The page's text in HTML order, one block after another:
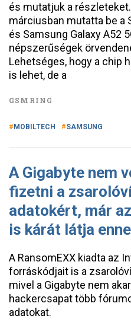
és mutatjuk a
márciusban mutatta be a
és Samsung Galaxy A52
népszerűségek
Lehetséges, hogy a chip
is lehet, de a
GSMRING
MOBILTECH SAMSUNG
A Gigabyte nem
fizetni a
adatokért, már
is kárát látja
A RansomEXX kiadta az
forráskódjait is a
mivel a Gigabyte nem
hackercsapat több
adatokat.